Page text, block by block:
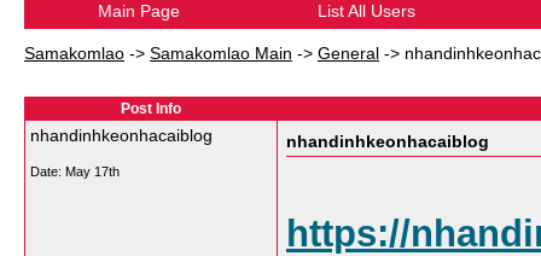
Main Page List All Users
Samakomlao -> Samakomlao Main -> General ->
Post Info
nhandinhkeonhacaiblog
Date: May 17th
nhandinhkeonhacaiblog
https://